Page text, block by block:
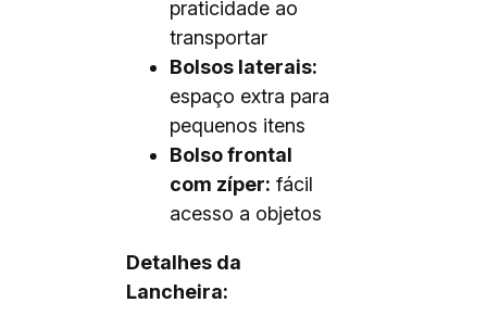
praticidade ao
transportar
Bolsos laterais:
espaço extra para
pequenos itens
Bolso frontal
com zíper: fácil
acesso a objetos
Detalhes da
Lancheira: